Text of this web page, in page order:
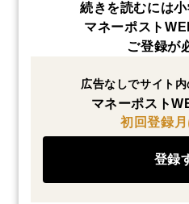
続きを読むには
マネーポスト
ご登録が
広告なしでサイト
マネーポスト
初回登録月
登録